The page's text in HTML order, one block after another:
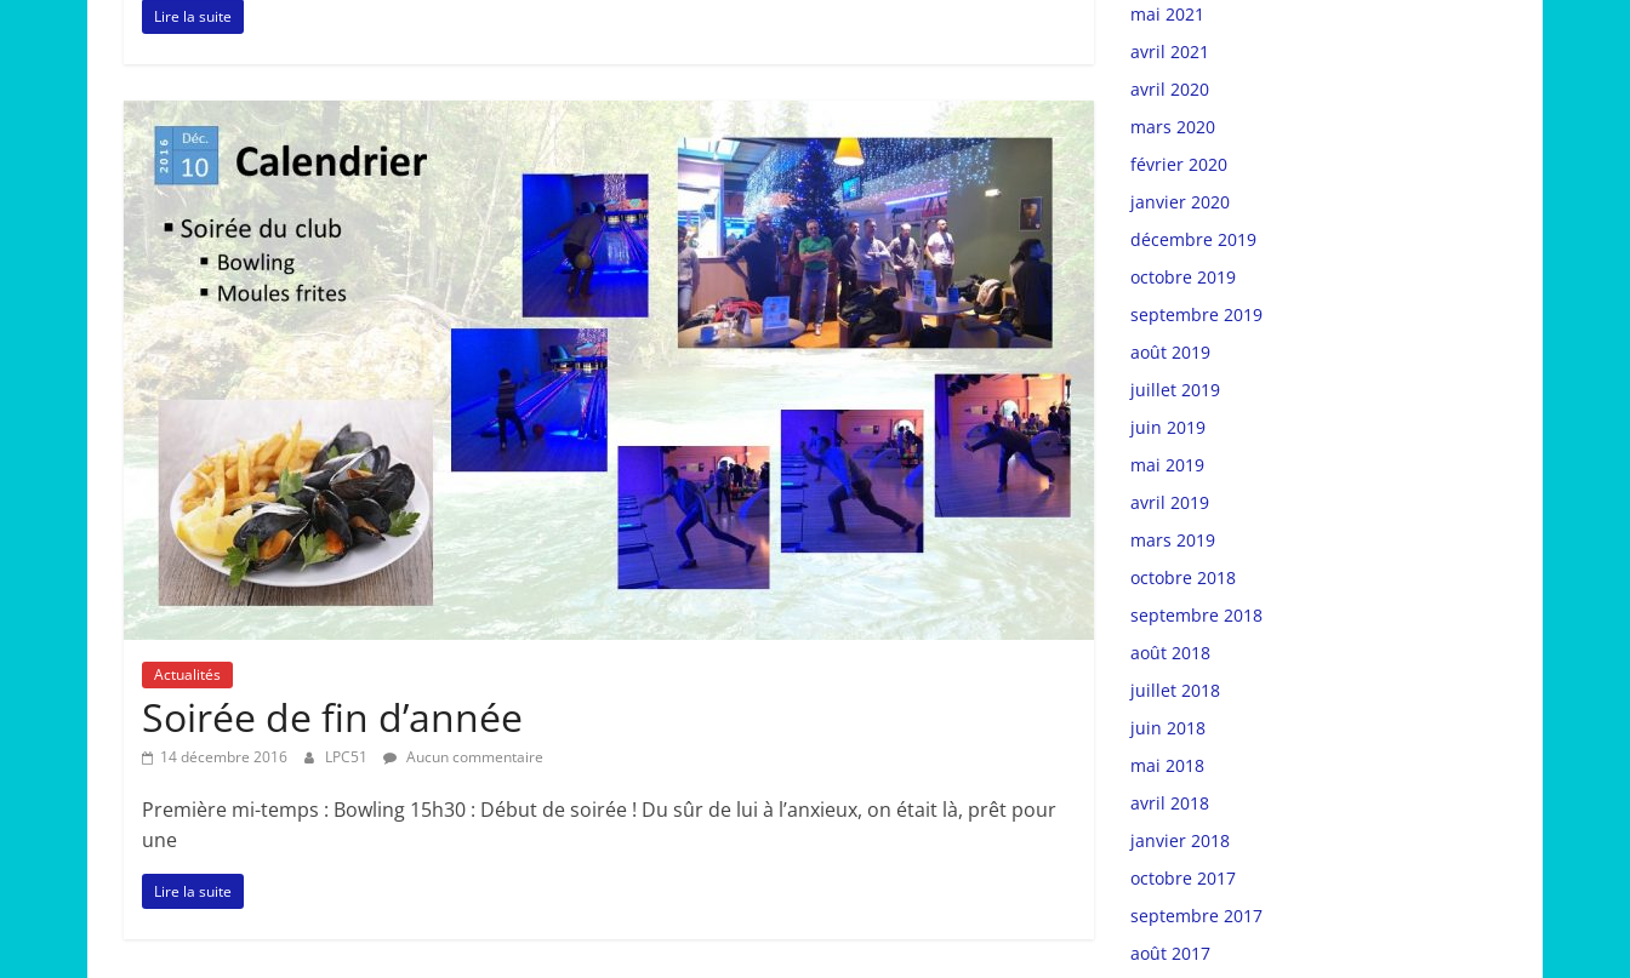
Lire la suite
Actualités
Soirée de fin d’année
14 décembre 2016 LPC51 Aucun commentaire
Première mi-temps : Bowling 15h30 : Début de soirée ! Du sûr de lui à l’anxieux, on était là, prêt pour
une
Lire la suite
mai 2021
avril 2021
avril 2020
mars 2020
février 2020
janvier 2020
décembre 2019
octobre 2019
septembre 2019
août 2019
juillet 2019
juin 2019
mai 2019
avril 2019
mars 2019
octobre 2018
septembre 2018
août 2018
juillet 2018
juin 2018
mai 2018
avril 2018
janvier 2018
octobre 2017
septembre 2017
août 2017